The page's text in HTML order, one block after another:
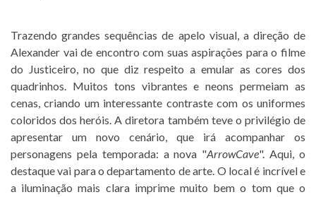
Trazendo grandes sequências de apelo visual, a direção de
Alexander vai de encontro com suas aspirações para o filme
do Justiceiro, no que diz respeito a emular as cores dos
quadrinhos. Muitos tons vibrantes e neons permeiam as
cenas, criando um interessante contraste com os uniformes
coloridos dos heróis. A diretora também teve o privilégio de
apresentar um novo cenário, que irá acompanhar os
personagens pela temporada: a nova "ArrowCave". Aqui, o
destaque vai para o departamento de arte. O local é incrível e
a iluminação mais clara imprime muito bem o tom que o